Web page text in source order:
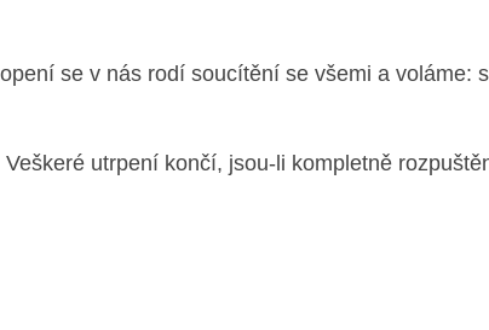
se v nás rodí soucítění se všemi a voláme:
utrpení končí, jsou-li kompletně